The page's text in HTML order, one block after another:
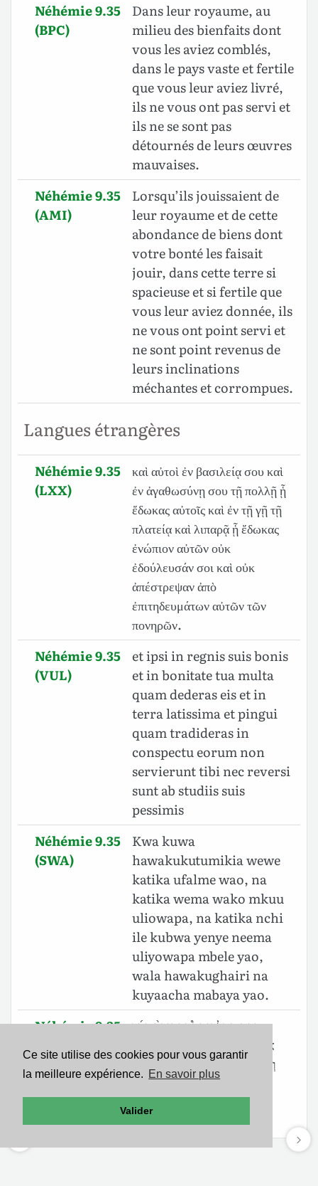
Ce site utilise des cookies pour vous garantir
la meilleure expérience. En savoir plus
Valider
Néhémie 9.35
(BPC)
Dans leur royaume, au
milieu des bienfaits dont
vous les aviez comblés,
dans le pays vaste et fertile
que vous leur aviez livré,
ils ne vous ont pas servi et
ils ne se sont pas
détournés de leurs œuvres
mauvaises.
Néhémie 9.35
(AMI)
Lorsqu’ils jouissaient de
leur royaume et de cette
abondance de biens dont
votre bonté les faisait
jouir, dans cette terre si
spacieuse et si fertile que
vous leur aviez donnée, ils
ne vous ont point servi et
ne sont point revenus de
leurs inclinations
méchantes et corrompues.
Langues étrangères
Néhémie 9.35
(LXX)
καὶ αὐτοὶ ἐν βασιλείᾳ σου καὶ
ἐν ἀγαθωσύνῃ σου τῇ πολλῇ ᾗ
ἔδωκας αὐτοῖς καὶ ἐν τῇ γῇ τῇ
πλατείᾳ καὶ λιπαρᾷ ᾗ ἔδωκας
ἐνώπιον αὐτῶν οὐκ
ἐδούλευσάν σοι καὶ οὐκ
ἀπέστρεψαν ἀπὸ
ἐπιτηδευμάτων αὐτῶν τῶν
πονηρῶν.
Néhémie 9.35
(VUL)
et ipsi in regnis suis bonis
et in bonitate tua multa
quam dederas eis et in
terra latissima et pingui
quam tradideras in
conspectu eorum non
servierunt tibi nec reversi
sunt ab studiis suis
pessimis
Néhémie 9.35
(SWA)
Kwa kuwa
hawakukutumikia wewe
katika ufalme wao, na
katika wema wako mkuu
uliowapa, na katika nchi
ile kubwa yenye neema
uliyowapa mbele yao,
wala hawakughairi na
kuyaacha mabaya yao.
Néhémie 9.35 וְהֵ֣ם בְּמַלְכוּתָם֩ וּבְטוּבְךָ֨ הָרָ֜ב
אֲשֶׁר־נָתַ֣תָּ לָהֶ֗ם וּבְאֶ֨רֶץ הָרְחָבָ֧ה
וְהַשְּׁמֵנָ֛ה אֲשֶׁר־נָתַ֥תָּ לִפְנֵיהֶ֖ם לֹ֣א
עֲבָד֑וּךָ וְֽלֹא־שָׁ֔בוּ מִמַּֽעַלְלֵיהֶ֖ם
הָרָעִֽים׃